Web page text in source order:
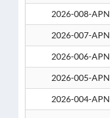
2026-008-APN
2026-007-APN
2026-006-APN
2026-005-APN
2026-004-APN